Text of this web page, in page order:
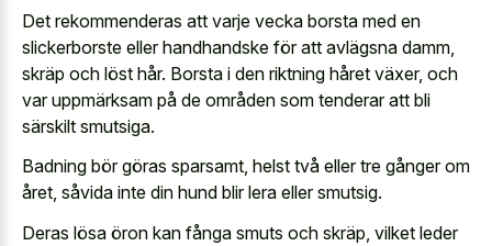
Det rekommenderas att varje vecka borsta med en
slickerborste eller handhandske för att avlägsna damm,
skräp och löst hår. Borsta i den riktning håret växer, och
var uppmärksam på de områden som tenderar att bli
särskilt smutsiga.
Badning bör göras sparsamt, helst två eller tre gånger om
året, såvida inte din hund blir lera eller smutsig.
Deras lösa öron kan fånga smuts och skräp, vilket leder